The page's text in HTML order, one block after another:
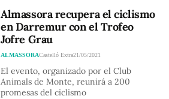
Almassora recupera el ciclismo
en Darremur con el Trofeo
Jofre Grau
ALMASSORACastelló Extra21/05/2021
El evento, organizado por el Club
Animals de Monte, reunirá a 200
promesas del ciclismo